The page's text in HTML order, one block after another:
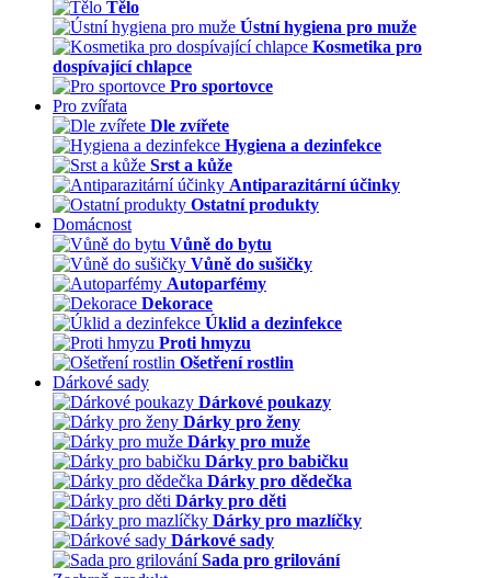
Tělo
Ústní hygiena pro muže
Kosmetika pro
dospívající chlapce
Pro sportovce
Pro zvířata
Dle zvířete
Hygiena a dezinfekce
Srst a kůže
Antiparazitární účinky
Ostatní produkty
Domácnost
Vůně do bytu
Vůně do sušičky
Autoparfémy
Dekorace
Úklid a dezinfekce
Proti hmyzu
Ošetření rostlin
Dárkové sady
Dárkové poukazy
Dárky pro ženy
Dárky pro muže
Dárky pro babičku
Dárky pro dědečka
Dárky pro děti
Dárky pro mazlíčky
Dárkové sady
Sada pro grilování